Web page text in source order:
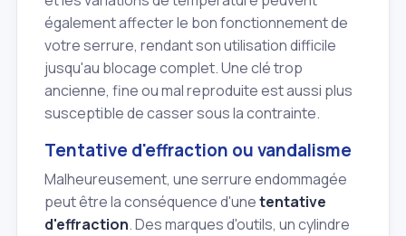
également affecter le bon fonctionnement de
votre serrure, rendant son utilisation difficile
jusqu'au blocage complet. Une clé trop
ancienne, fine ou mal reproduite est aussi plus
susceptible de casser sous la contrainte.
Tentative d'effraction ou vandalisme
Malheureusement, une serrure endommagée
peut être la conséquence d'unetentative
d'effraction. Des marques d'outils, un cylindre